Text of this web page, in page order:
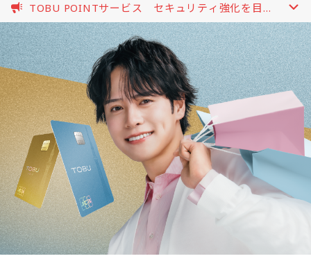
ド
す
る
TOBU POINTサービス セキュリティ強化を目的
としたパスワード再設定のお願い（2026.08.03更
新）
く